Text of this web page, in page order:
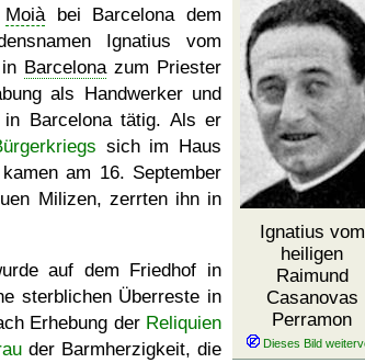
Ignatius vom
heiligen
Raimund
Casanovas
Perramon
Moiàbei Barcelona dem
Ignatius vom
Barcelonazum Priester
als Handwerker und
Barcelona tätig. Als er
sich im Haus
am 16. September
Milizen, zerrten ihn in
auf dem Friedhof in
sterblichen Überreste in
Erhebung der Reliquien
der Barmherzigkeit, die